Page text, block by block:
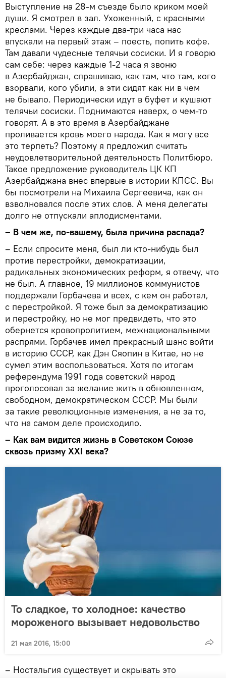
Выступление на 28-м съезде было криком моей
души. Я смотрел в зал. Ухоженный, с красными
креслами. Через каждые два-три часа нас
впускали на первый этаж – поесть, попить кофе.
Там давали чудесные телячьи сосиски. И я говорю
сам себе: через каждые 1-2 часа я звоню
в Азербайджан, спрашиваю, как там, что там, кого
взорвали, кого убили, а эти сидят как ни в чем
не бывало. Периодически идут в буфет и кушают
телячьи сосиски. Поднимаются наверх, о чем-то
говорят. А в это время в Азербайджане
проливается кровь моего народа. Как я могу все
это терпеть? Поэтому я предложил считать
неудовлетворительной деятельность Политбюро.
Такое предложение руководитель ЦК КП
Азербайджана внес впервые в истории КПСС. Вы
бы посмотрели на Михаила Сергеевича, как он
взволновался после этих слов. А меня делегаты
долго не отпускали аплодисментами.
– В чем же, по-вашему, была причина распада?
– Если спросите меня, был ли кто-нибудь был
против перестройки, демократизации,
радикальных экономических реформ, я отвечу, что
не был. А главное, 19 миллионов коммунистов
поддержали Горбачева и всех, с кем он работал,
с перестройкой. Я тоже был за демократизацию
и перестройку, но не мог предвидеть, что это
обернется кровопролитием, межнациональными
распрями. Горбачев имел прекрасный шанс войти
в историю СССР, как Дэн Сяопин в Китае, но не
сумел этим воспользоваться. Хотя по итогам
референдума 1991 года советский народ
проголосовал за желание жить в обновленном,
свободном, демократическом СССР. Мы были
за такие революционные изменения, а не за то,
что на самом деле происходило.
– Как вам видится жизнь в Советском Союзе
сквозь призму XXI века?
То сладкое, то холодное: качество
мороженого вызывает недовольство
21 мая 2016, 15:00
– Ностальгия существует и скрывать это